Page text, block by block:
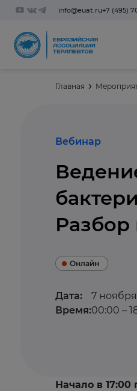
info@euat.ru+7 (495)
Главная
Вебинар
Разбор
Онлайн
Дата:
7
Время:00:00 –
Начало в